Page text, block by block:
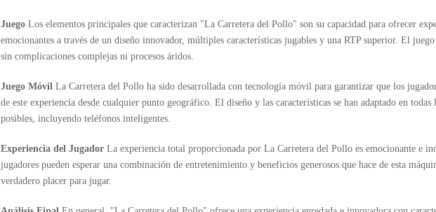
Juego Los elementos principales que caracterizan "La Carretera del Pollo" son su capacidad para ofrecer
emocionantes a través de un diseño innovador, múltiples características jugables y una RTP superior. El juego
sin complicaciones complejas ni procesos áridos.
Juego Móvil La Carretera del Pollo ha sido desarrollada con tecnología móvil para garantizar que los
de este experiencia desde cualquier punto geográfico. El diseño y las características se han adaptado en todas
posibles, incluyendo teléfonos inteligentes.
Experiencia del Jugador La experiencia total proporcionada por La Carretera del Pollo es emocionante e
jugadores pueden esperar una combinación de entretenimiento y beneficios generosos que hace de esta
verdadero placer para jugar.